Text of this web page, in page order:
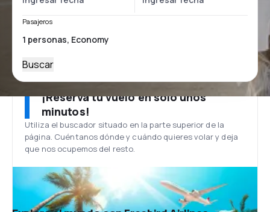
Pasajeros
Buscar
¡Reserva tu vuelo en solo unos
minutos!
Utiliza el buscador situado en la parte superior de la
página. Cuéntanos dónde y cuándo quieres volar y deja
que nos ocupemos del resto.